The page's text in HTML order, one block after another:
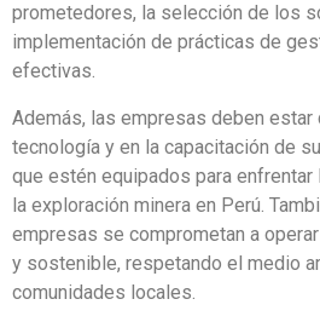
prometedores, la selección de los
implementación de prácticas de
efectivas.
Además, las empresas deben
tecnología y en la capacitación de
que estén equipados para
la exploración minera en Perú.
empresas se comprometan a
y sostenible, respetando el medio
comunidades locales.